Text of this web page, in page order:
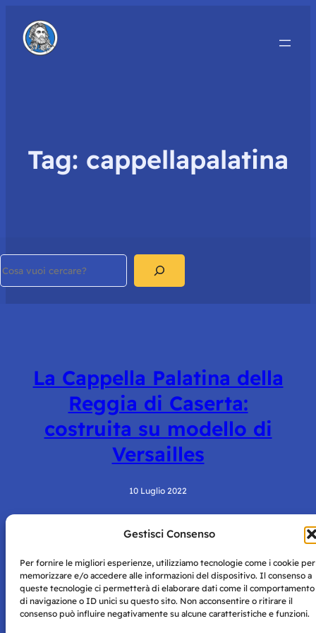
Gestisci Consenso
Per fornire le migliori esperienze, utilizziamo tecnologie come i cookie per
memorizzare e/o accedere alle informazioni del dispositivo. Il consenso a
queste tecnologie ci permetterà di elaborare dati come il comportamento
di navigazione o ID unici su questo sito. Non acconsentire o ritirare il
consenso può influire negativamente su alcune caratteristiche e funzioni.
Tag: cappellapalatina
La Cappella Palatina della
Reggia di Caserta:
costruita su modello di
Versailles
10 Luglio 2022